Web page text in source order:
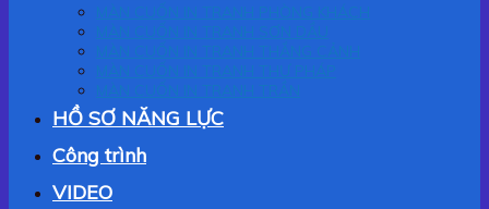
HỒ SƠ NĂNG LỰC
Công trình
VIDEO